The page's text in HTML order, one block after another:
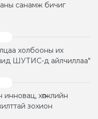
санамж бичиг
холбооны их
ШУТИС-д айлчиллаа"
хөгжлийн
зохион